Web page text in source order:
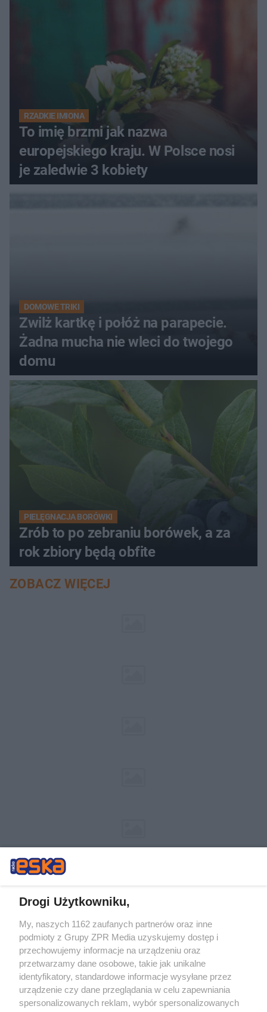
RZADKIE IMIONA
To imię brzmi jak nazwa
europejskiego kraju. W Polsce nosi
je zaledwie 3 kobiety
DOMOWE TRIKI
Zwilż kartkę i połóż na parapecie.
Żadna mucha nie wleci do twojego
domu
PIELĘGNACJA BORÓWKI
Zrób to po zebraniu borówek, a za
rok zbiory będą obfite
ZOBACZ WIĘCEJ
Żaden utwór zamieszczony w serwisie nie może być powielany i
rozpowszechniany lub dalej rozpowszechniany w jakikolwiek sposób (w
tym także elektroniczny lub mechaniczny) na jakimkolwiek polu
eksploatacji w jakiejkolwiek formie, włącznie z umieszczaniem w
Internecie bez pisemnej zgody właściciela praw. Jakiekolwiek użycie lub
wykorzystanie utworów w całości lub w części z naruszeniem prawa,
tzn. bez właściwej zgody, jest zabronione pod groźbą kary i może być
ścigane prawnie.
Drogi Użytkowniku,
My, naszych 1162 zaufanych partnerów oraz inne
podmioty z Grupy ZPR Media uzyskujemy dostęp i
przechowujemy informacje na urządzeniu oraz
przetwarzamy dane osobowe, takie jak unikalne
identyfikatory, standardowe informacje wysyłane przez
urządzenie czy dane przeglądania w celu zapewniania
spersonalizowanych reklam, wybór spersonalizowanych